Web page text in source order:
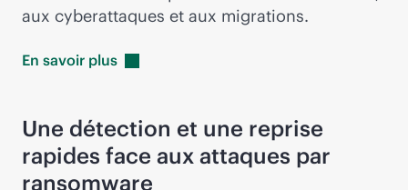
aux cyberattaques et aux migrations.
En savoir plus
Une détection et une reprise
rapides face aux attaques par
ransomware